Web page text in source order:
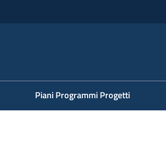
Piani Programmi Progetti